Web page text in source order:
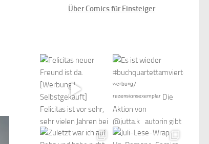
Über Comics für Einsteiger